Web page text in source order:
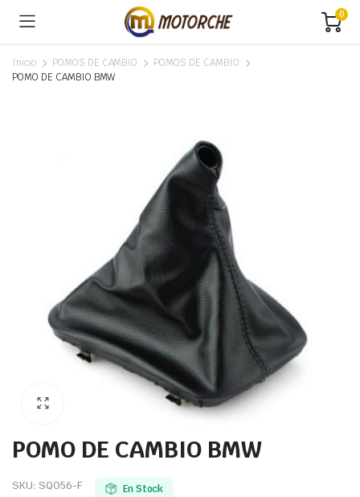
0
Inicio POMOS DE CAMBIO
POMOS DE CAMBIO
POMO DE CAMBIO BMW
POMO DE CAMBIO BMW
SKU: SQ056-F En Stock